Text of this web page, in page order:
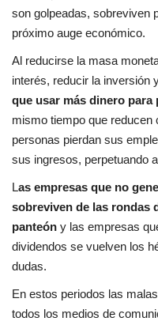
son golpeadas, sobreviven
próximo auge económico.
Al reducirse la masa
interés, reducir la inversión
que usar más dinero para
mismo tiempo que
personas pierdan sus
sus ingresos, perpetuando
Las empresas que no
sobreviven de las rondas
panteón y las empresas
dividendos se vuelven los
dudas.
En estos periodos las
todos los medios de